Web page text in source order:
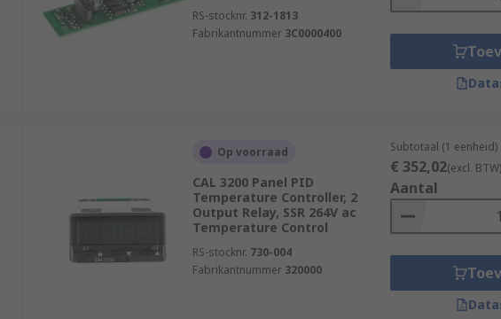
RS-stocknr. 312-1813
Fabrikantnummer 3C0000400
Op voorraad
CAL 3200 Panel PID
Temperature Controller, 2
Output Relay, SSR 264V ac
Temperature Control
RS-stocknr. 730-004
Fabrikantnummer 320000
Subtotaal (1 eenheid)
€ 352,02(excl. BTW)
Aantal